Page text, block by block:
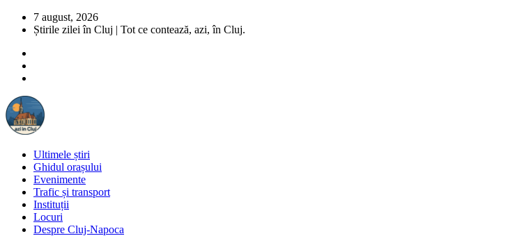
7 august, 2026
Știrile zilei în Cluj | Tot ce contează, azi, în Cluj.
Ultimele știri
Ghidul orașului
Evenimente
Trafic și transport
Instituții
Locuri
Despre Cluj-Napoca